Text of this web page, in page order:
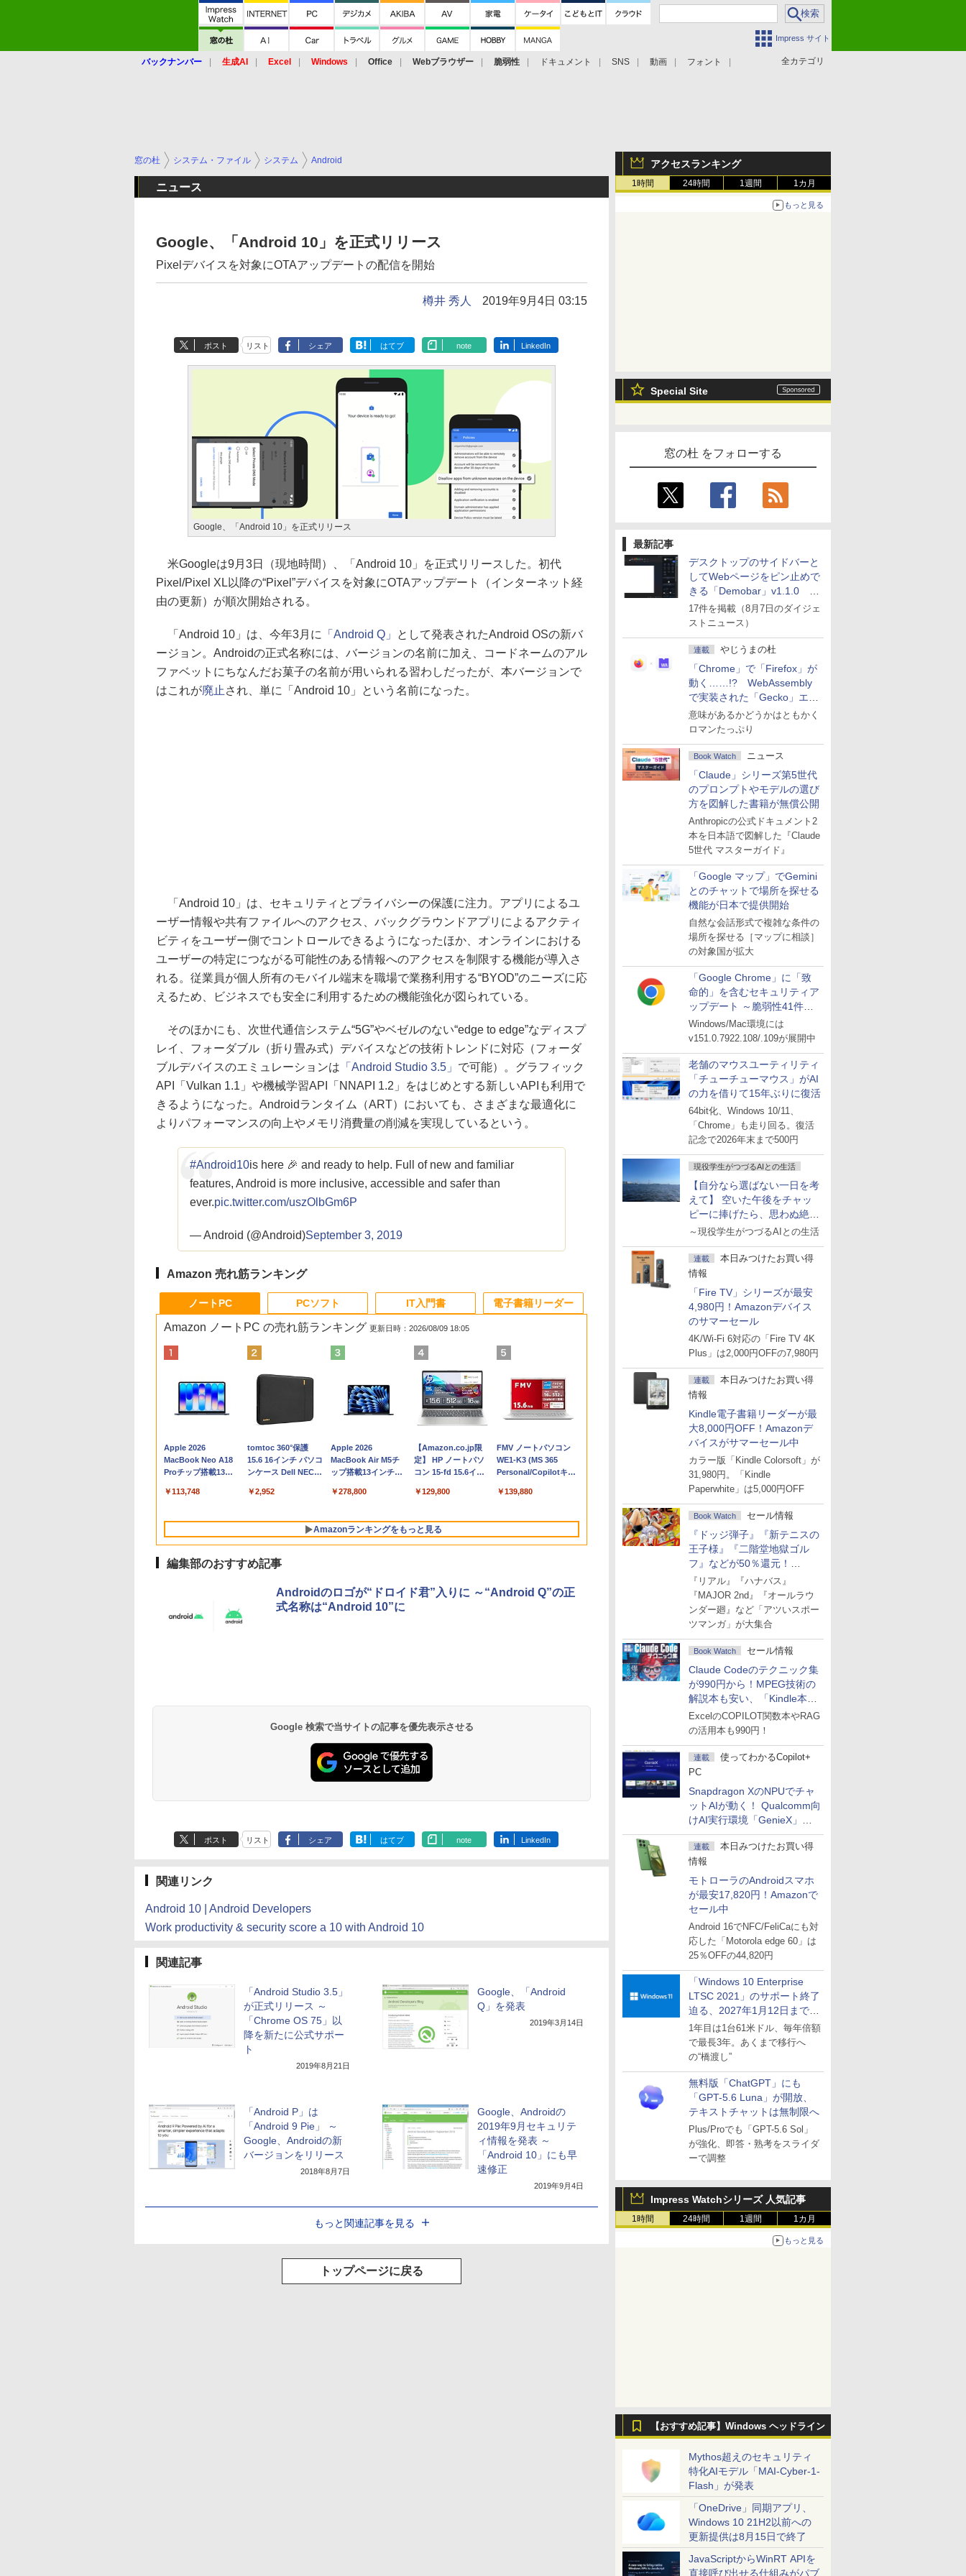
Impress サイト
全カテゴリ
バックナンバー 生成AI Excel Windows Office Webブラウザー 脆弱性 ドキュメント SNS 動画 フォント
アクセスランキング
1時間 24時間 1週間 1カ月
もっと見る
Special Site
窓の杜 をフォローする
最新記事
デスクトップのサイドバーと
してWebページをピン止めで
きる「Demobar」v1.1.0 ほ
か
17件を掲載（8月7日のダイジェ
ストニュース）
連載 やじうまの杜
「Chrome」で「Firefox」が
動く……!? WebAssembly
で実装された「Gecko」エン
ジン
意味があるかどうかはともかく
ロマンたっぷり
Book Watch ニュース
「Claude」シリーズ第5世代
のプロンプトやモデルの選び
方を図解した書籍が無償公開
Anthropicの公式ドキュメント2
本を日本語で図解した『Claude
5世代 マスターガイド』
「Google マップ」でGemini
とのチャットで場所を探せる
機能が日本で提供開始
自然な会話形式で複雑な条件の
場所を探せる［マップに相談］
の対象国が拡大
「Google Chrome」に「致
命的」を含むセキュリティア
ップデート ～脆弱性41件に
対処
Windows/Mac環境には
v151.0.7922.108/.109が展開中
老舗のマウスユーティリティ
「チューチューマウス」がAI
の力を借りて15年ぶりに復活
64bit化、Windows 10/11、
「Chrome」も走り回る。復活
記念で2026年末まで500円
現役学生がつづるAIとの生活
【自分なら選ばない一日を考
えて】 空いた午後をチャッ
ピーに捧げたら、思わぬ絶景
に出会った話
～現役学生がつづるAIとの生活
連載
本日みつけたお買い得
情報
「Fire TV」シリーズが最安
4,980円！Amazonデバイス
のサマーセール
4K/Wi-Fi 6対応の「Fire TV 4K
Plus」は2,000円OFFの7,980円
連載
本日みつけたお買い得
情報
Kindle電子書籍リーダーが最
大8,000円OFF！Amazonデ
バイスがサマーセール中
カラー版「Kindle Colorsoft」が
31,980円。「Kindle
Paperwhite」は5,000円OFF
Book Watch セール情報
『ドッジ弾子』『新テニスの
王子様』『二階堂地獄ゴル
フ』などが50％還元！
Amazonマンガ週末セール
『リアル』『ハナバス』
『MAJOR 2nd』『オールラウ
ンダー廻』など「アツいスポー
ツマンガ」が大集合
Book Watch セール情報
Claude Codeのテクニック集
が990円から！MPEG技術の
解説本も安い、「Kindle本サ
マーセール」第2弾開始！
ExcelのCOPILOT関数本やRAG
の活用本も990円！
連載
使ってわかるCopilot+
PC
Snapdragon XのNPUでチャ
ットAIが動く！ Qualcomm向
けAI実行環境「GenieX」を
試してみた
連載
本日みつけたお買い得
情報
モトローラのAndroidスマホ
が最安17,820円！Amazonで
セール中
Android 16でNFC/FeliCaにも対
応した「Motorola edge 60」は
25％OFFの44,820円
「Windows 10 Enterprise
LTSC 2021」のサポート終了
迫る、2027年1月12日まで
～ESUは9月1日から販売
1年目は1台61米ドル、毎年倍額
で最長3年。あくまで移行へ
の“橋渡し”
無料版「ChatGPT」にも
「GPT-5.6 Luna」が開放、
テキストチャットは無制限へ
Plus/Proでも「GPT-5.6 Sol」
が強化、即答・熟考をスライダ
ーで調整
Impress Watchシリーズ 人気記事
1時間 24時間 1週間 1カ月
もっと見る
【おすすめ記事】Windows ヘッドライン
Mythos超えのセキュリティ
特化AIモデル「MAI-Cyber-1-
Flash」が発表
「OneDrive」同期アプリ、
Windows 10 21H2以前への
更新提供は8月15日で終了
JavaScriptからWinRT APIを
直接呼び出せる仕組みがパブ
窓の杜 システム・ファイル システム Android
ニュース
Google、「Android 10」を正式リリース
Pixelデバイスを対象にOTAアップデートの配信を開始
樽井 秀人 2019年9月4日 03:15
ポスト リスト シェア はてブ note LinkedIn
Google、「Android 10」を正式リリース
米Googleは9月3日（現地時間）、「Android 10」を正式リリースした。初代
Pixel/Pixel XL以降の“Pixel”デバイスを対象にOTAアップデート（インターネット経
由の更新）が順次開始される。
「Android 10」は、今年3月に 「Android Q」
として発表されたAndroid OSの新バ
ージョン。Androidの正式名称には、バージョンの名前に加え、コードネームのアル
ファベットにちなんだお菓子の名前が用いられる習わしだったが、本バージョンで
はこれが廃止 され、単に「Android 10」という名前になった。
「Android 10」は、セキュリティとプライバシーの保護に注力。アプリによるユ
ーザー情報や共有ファイルへのアクセス、バックグラウンドアプリによるアクティ
ビティをユーザー側でコントロールできるようになったほか、オンラインにおける
ユーザーの特定につながる可能性のある情報へのアクセスを制限する機能が導入さ
れる。従業員が個人所有のモバイル端末を職場で業務利用する“BYOD”のニーズに応
えるため、ビジネスでも安全に利用するための機能強化が図られている。
そのほかにも、次世代通信システム“5G”やベゼルのない“edge to edge”なディスプ
レイ、フォーダブル（折り畳み式）デバイスなどの技術トレンドに対応（フォーダ
ブルデバイスのエミュレーションは 「Android Studio 3.5」 で可能）。グラフィック
API「Vulkan 1.1」や機械学習API「NNAPI 1.2」をはじめとする新しいAPIも利用で
きるようになった。Androidランタイム（ART）においても、さまざまな最適化に
よりパフォーマンスの向上やメモリ消費量の削減を実現しているという。
#Android10is here 🎉 and ready to help. Full of new and familiar
features, Android is more inclusive, accessible and safer than
ever.pic.twitter.com/uszOlbGm6P
— Android (@Android)September 3, 2019
Amazon 売れ筋ランキング
ノートPC
Amazon ノートPC の売れ筋ランキング 更新日時：2026/08/09 18:05
Apple 2026
MacBook Neo A18
Proチップ搭載13イ
AIとApple
設計、Liquid Retina
ユニファイドメモ
リ、256GB SSDスト
レージ、1080p
￥113,748
tomtoc 360°保護
15.6 16インチ パソコ
ンケース Dell NEC
dynabook Lenovo
￥2,952
Apple 2026
MacBook Air M5チ
ップ搭載13インチノ
Apple Intelligence、
Retinaディスプレ
イ、16GBユニファイ
ドメモリ、1TB SSD
ド、Touch ID - ミッ
ドナイト
￥278,800
【Amazon.co.jp限
定】 HP ノートパソ
コン 15-fd 15.6イン
512GB SSD インテ
￥129,800
FMV ノートパソコン
WE1-K3 (MS 365
Personal/Copilotキー
型/Core i5/16GB/SSD
FMVWK3E15W_AZ
￥139,880
Amazonランキングをもっと見る
PCソフト
ンゲームコード】 ロ
￥1,600
インゲームコード】
ラインコード版
￥3,200
版|Windows11、
￥39,582
IT入門書
￥1,292
マニュアル AI副業に
もKindle出版にも！
非エンジニアのため
のAIコーディング入
￥99
ズ (はぴーイラスト
￥480
電子書籍リーダー
るさ自動調整、色調
持続バッテリー、広
告なし、メタリック
￥27,980
ト、12週間持続バッ
ブラック
￥22,980
レイ、色調調節ライ
ッテリー、広告無
し、ブラック (2025
年発売)
￥31,980
編集部のおすすめ記事
Androidのロゴが“ドロイド君”入りに ～“Android Q”の正
式名称は“Android 10”に
Google 検索で当サイトの記事を優先表示させる
ポスト リスト シェア はてブ note LinkedIn
関連リンク
Android 10 | Android Developers
Work productivity & security score a 10 with Android 10
関連記事
「Android Studio 3.5」
が正式リリース ～
「Chrome OS 75」以
降を新たに公式サポー
ト
2019年8月21日
Google、「Android
Q」を発表
2019年3月14日
「Android P」は
「Android 9 Pie」 ～
Google、Androidの新
バージョンをリリース
2018年8月7日
Google、Androidの
2019年9月セキュリテ
ィ情報を発表 ～
「Android 10」にも早
速修正
2019年9月4日
もっと関連記事を見る
トップページに戻る